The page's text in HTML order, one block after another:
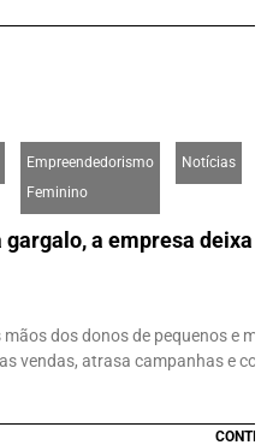
Empreendedorismo
Feminino
Notícias
a empresa deixa
dos donos de pequenos e
vendas, atrasa campanhas e